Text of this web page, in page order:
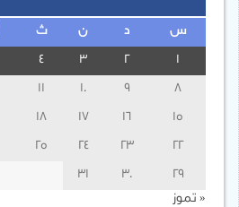
س ن ث
3
15
16
17
18
22
23
24
25
29
30
31
« تموز